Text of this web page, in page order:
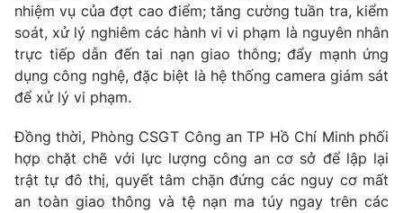
nhiệm vụ của đợt cao điểm; tăng cường tuần tra, kiểm
soát, xử lý nghiêm các hành vi vi phạm là nguyên nhân
trực tiếp dẫn đến tai nạn giao thông; đẩy mạnh ứng
dụng công nghệ, đặc biệt là hệ thống camera giám sát
để xử lý vi phạm.
Đồng thời, Phòng CSGT Công an TP Hồ Chí Minh phối
hợp chặt chẽ với lực lượng công an cơ sở để lập lại
trật tự đô thị, quyết tâm chặn đứng các nguy cơ mất
an toàn giao thông và tệ nạn ma túy ngay trên các